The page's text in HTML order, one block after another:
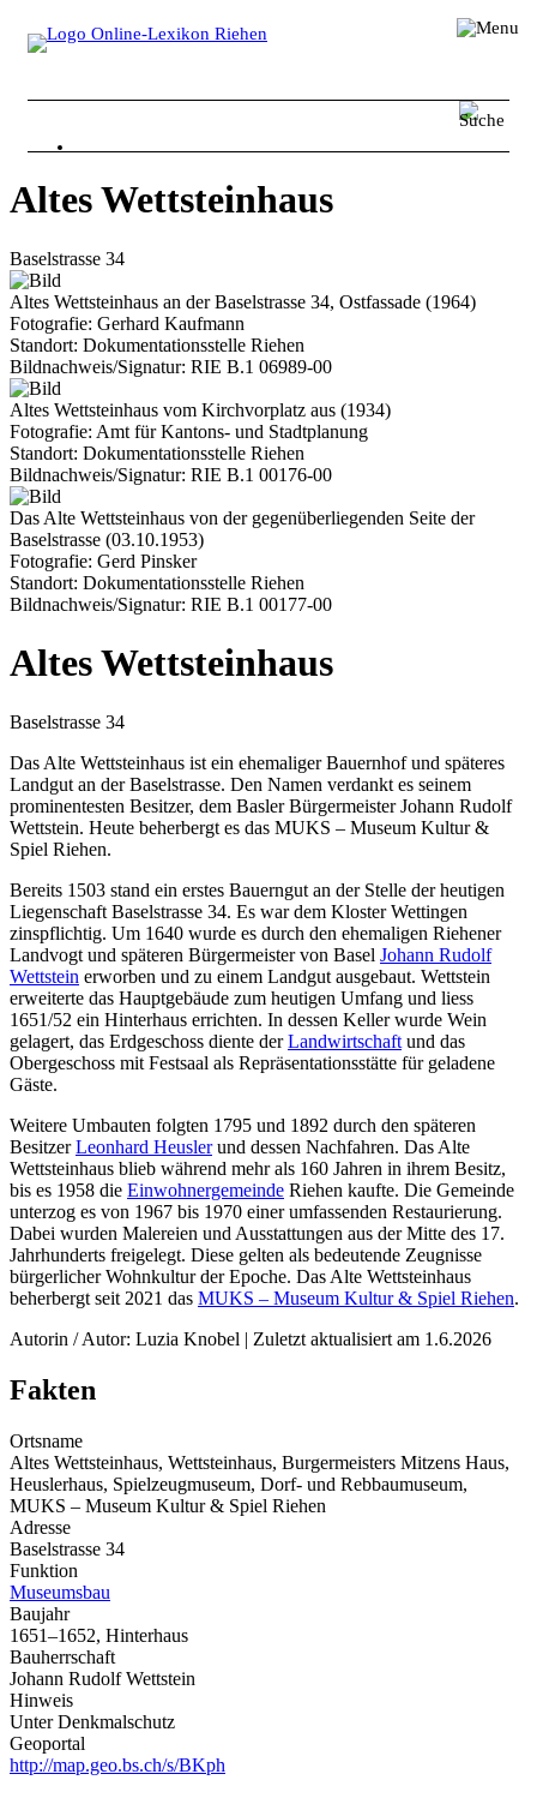
Orte
Ereignisse
Organisationen
Sonstiges
Über Riehen
Altes Wettsteinhaus
Baselstrasse 34
Altes Wettsteinhaus an der Baselstrasse 34, Ostfassade (1964)
Fotografie: Gerhard Kaufmann
Standort: Dokumentationsstelle Riehen
Bildnachweis/Signatur: RIE B.1 06989-00
Altes Wettsteinhaus vom Kirchvorplatz aus (1934)
Fotografie: Amt für Kantons- und Stadtplanung
Standort: Dokumentationsstelle Riehen
Bildnachweis/Signatur: RIE B.1 00176-00
Das Alte Wettsteinhaus von der gegenüberliegenden Seite der
Baselstrasse (03.10.1953)
Fotografie: Gerd Pinsker
Standort: Dokumentationsstelle Riehen
Bildnachweis/Signatur: RIE B.1 00177-00
Altes Wettsteinhaus
Baselstrasse 34
Das Alte Wettsteinhaus ist ein ehemaliger Bauernhof und späteres
Landgut an der Baselstrasse. Den Namen verdankt es seinem
prominentesten Besitzer, dem Basler Bürgermeister Johann Rudolf
Wettstein. Heute beherbergt es das MUKS – Museum Kultur &
Spiel Riehen.
Bereits 1503 stand ein erstes Bauerngut an der Stelle der heutigen
Liegenschaft Baselstrasse 34. Es war dem Kloster Wettingen
zinspflichtig. Um 1640 wurde es durch den ehemaligen Riehener
Landvogt und späteren Bürgermeister von Basel Johann Rudolf
Wettstein erworben und zu einem Landgut ausgebaut. Wettstein
erweiterte das Hauptgebäude zum heutigen Umfang und liess
1651/52 ein Hinterhaus errichten. In dessen Keller wurde Wein
gelagert, das Erdgeschoss diente derLandwirtschaft und das
Obergeschoss mit Festsaal als Repräsentationsstätte für geladene
Gäste.
Weitere Umbauten folgten 1795 und 1892 durch den späteren
BesitzerLeonhard Heuslerund dessen Nachfahren. Das Alte
Wettsteinhaus blieb während mehr als 160 Jahren in ihrem Besitz,
bis es 1958 die Einwohnergemeinde Riehen kaufte. Die Gemeinde
unterzog es von 1967 bis 1970 einer umfassenden Restaurierung.
Dabei wurden Malereien und Ausstattungen aus der Mitte des 17.
Jahrhunderts freigelegt. Diese gelten als bedeutende Zeugnisse
bürgerlicher Wohnkultur der Epoche. Das Alte Wettsteinhaus
beherbergt seit 2021 das MUKS – Museum Kultur & Spiel Riehen.
Autorin / Autor: Luzia Knobel | Zuletzt aktualisiert am 1.6.2026
Fakten
Ortsname
Altes Wettsteinhaus, Wettsteinhaus, Burgermeisters Mitzens Haus,
Heuslerhaus, Spielzeugmuseum, Dorf- und Rebbaumuseum,
MUKS – Museum Kultur & Spiel Riehen
Adresse
Baselstrasse 34
Funktion
Museumsbau
Baujahr
1651–1652, Hinterhaus
Bauherrschaft
Johann Rudolf Wettstein
Hinweis
Unter Denkmalschutz
Geoportal
http://map.geo.bs.ch/s/BKph